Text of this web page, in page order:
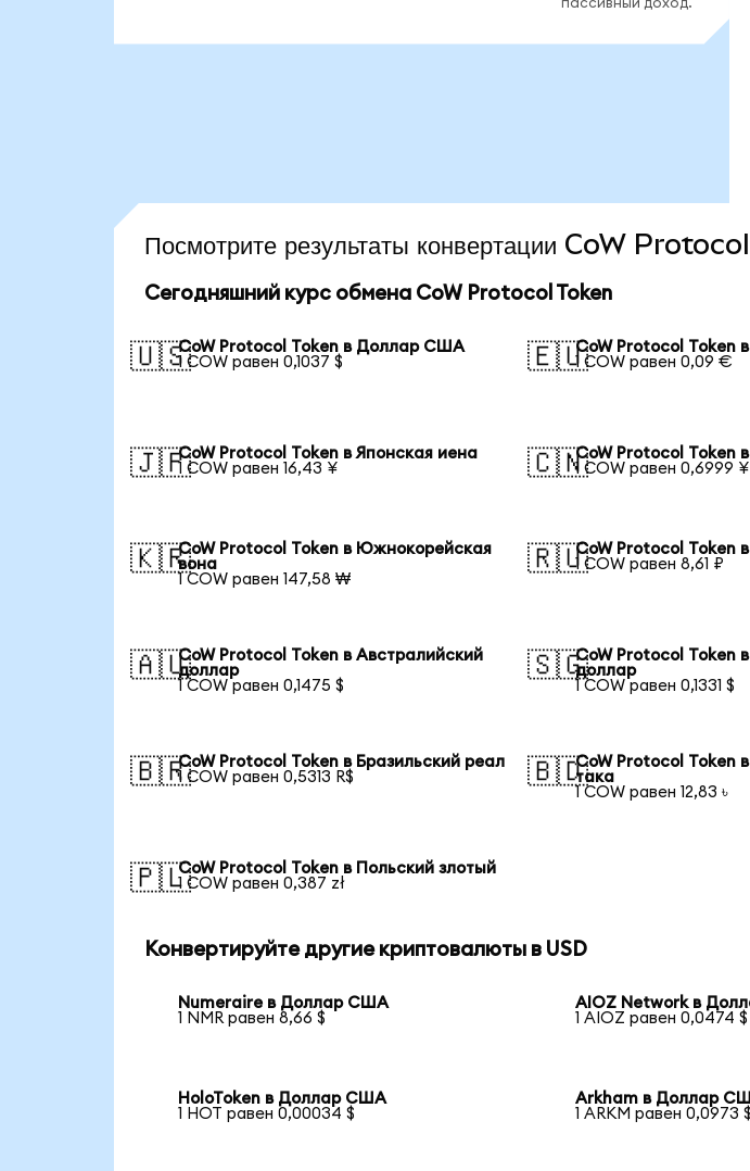
Посмотрите результаты конвертации CoW
Сегодняшний курс обмена CoW Protocol Token
🇺🇸CoW Protocol Token в Доллар США
1 COW равен 0,1037 $
🇪🇺CoW Protocol Token
1 COW равен 0,09 €
🇯🇵CoW Protocol Token в Японская иена
1 COW равен 16,43 ¥
🇨🇳CoW Protocol Token
1 COW равен 0,6999 ¥
🇰🇷CoW Protocol Token в Южнокорейская
вона
1 COW равен 147,58 ₩
🇷🇺CoW Protocol Token
1 COW равен 8,61 ₽
🇦🇺CoW Protocol Token в Австралийский
доллар
1 COW равен 0,1475 $
🇸🇬CoW Protocol Token
доллар
1 COW равен 0,1331 $
🇧🇷CoW Protocol Token в Бразильский реал
1 COW равен 0,5313 R$
🇧🇩CoW Protocol Token
така
1 COW равен 12,83 ৳
🇵🇱CoW Protocol Token в Польский злотый
1 COW равен 0,387 zł
Конвертируйте другие криптовалюты в USD
Numeraire в Доллар США
1 NMR равен 8,66 $
AIOZ Network в
1 AIOZ равен 0,0474 $
HoloToken в Доллар США
1 HOT равен 0,00034 $
Arkham в Доллар
1 ARKM равен 0,0973 $